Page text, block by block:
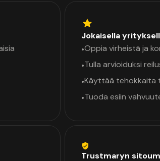
Jokaisella
•Oppia virheistä ja
•Tulla arvioiduksi
•Käyttää tehokkaita
•Tuoda esiin
Trustmaryn